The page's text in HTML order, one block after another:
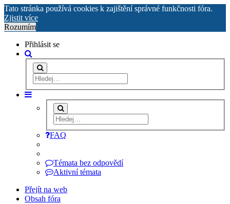
Tato stránka používá cookies k zajištění správné funkčnosti fóra.
Zjistit více
Rozumím
Přihlásit se
FAQ
Témata bez odpovědí
Aktivní témata
Přejít na web
Obsah fóra